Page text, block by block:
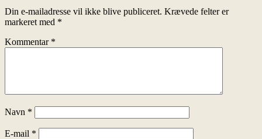
Din e-mailadresse vil ikke blive publiceret. Krævede felter er
markeret med *
Kommentar *
Navn *
E-mail *